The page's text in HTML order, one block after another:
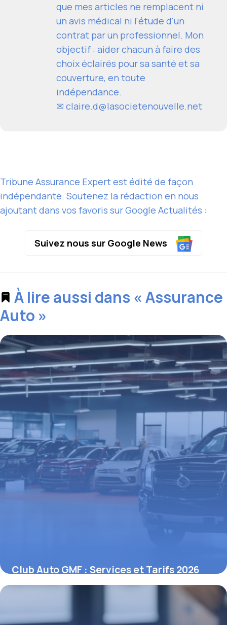
que mes articles ne remplacent ni
un avis médical ni l'étude d'un
contrat par un professionnel. Mon
objectif : aider chacun à faire des
choix éclairés pour sa santé et sa
couverture, en toute
indépendance.
✉ claire.d@lasocietenouvelle.net
Tribune Assurance Expert est édité de façon
indépendante. Soutenez la rédaction en nous
ajoutant dans vos favoris sur Google Actualités :
Suivez nous sur Google News
À lire aussi dans « Assurance
Auto »
Club Auto GMF : Services et Tarifs 2026
27 avril 2026